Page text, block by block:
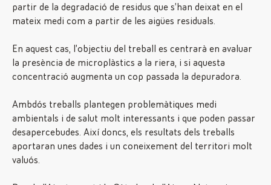
partir de la degradació de residus que s’han deixat en el
mateix medi com a partir de les aigües residuals.
En aquest cas, l’objectiu del treball es centrarà en avaluar
la presència de microplàstics a la riera, i si aquesta
concentració augmenta un cop passada la depuradora.
Ambdós treballs plantegen problemàtiques medi
ambientals i de salut molt interessants i que poden passar
desapercebudes. Així doncs, els resultats dels treballs
aportaran unes dades i un coneixement del territori molt
valuós.